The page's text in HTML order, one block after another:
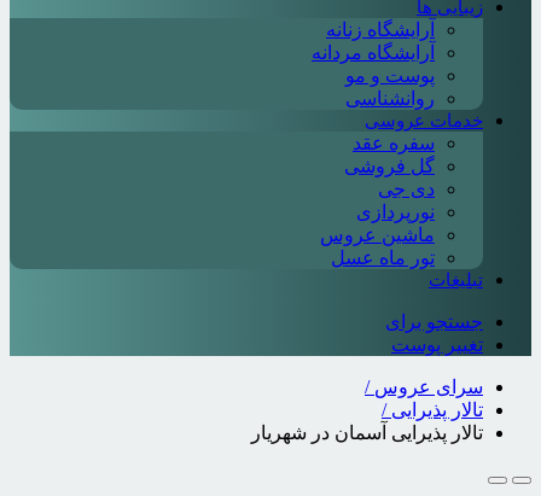
زیبایی ها
آرایشگاه زنانه
آرایشگاه مردانه
پوست و مو
روانشناسی
خدمات عروسی
سفره عقد
گل فروشی
دی جی
نورپردازی
ماشین عروس
تور ماه عسل
تبلیغات
جستجو برای
تغییر پوست
سرای عروس /
تالار پذیرایی /
تالار پذیرایی آسمان در شهریار